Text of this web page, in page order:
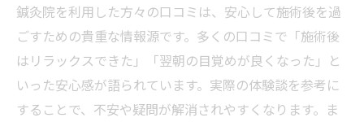
鍼灸院を利用した方々の口コミは、安心して施術後を過
ごすための貴重な情報源です。多くの口コミで「施術後
はリラックスできた」「翌朝の目覚めが良くなった」と
いった安心感が語られています。実際の体験談を参考に
することで、不安や疑問が解消されやすくなります。ま